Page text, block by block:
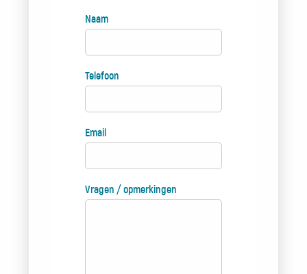
Naam
Telefoon
Email
Vragen / opmerkingen